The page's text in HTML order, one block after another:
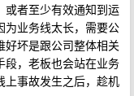
或者至少有效通知到运
为业务线太长，需要公
好坏是跟公司整体相关
段，老板也会站在业务
上事故发生之后，趁机